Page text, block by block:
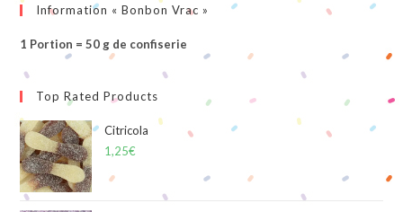
Information « Bonbon Vrac »
1 Portion = 50 g de confiserie
Top Rated Products
Citricola
1,25€